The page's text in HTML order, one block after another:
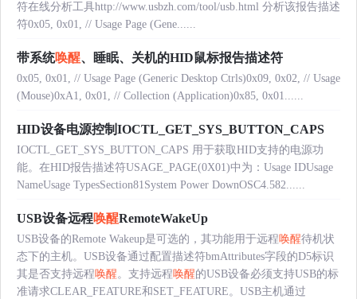
符在线分析工具http://www.usbzh.com/tool/usb.html 分析该报告描述
符0x05, 0x01, // Usage Page (Gene......
带系统唤醒、睡眠、关机的HID鼠标报告描述符
0x05, 0x01, // Usage Page (Generic Desktop Ctrls)0x09, 0x02, // Usage
(Mouse)0xA1, 0x01, // Collection (Application)0x85, 0x01......
HID设备电源控制IOCTL_GET_SYS_BUTTON_CAPS
IOCTL_GET_SYS_BUTTON_CAPS 用于获取HID支持的电源功
能。在HID报告描述符USAGE_PAGE(0X01)中为：Usage IDUsage
NameUsage TypesSection81System Power DownOSC4.582......
USB设备远程唤醒RemoteWakeUp
USB设备的Remote Wakeup是可选的，其功能用于远程唤醒待机状
态下的主机。USB设备通过配置描述符bmAttributes字段的D5标识
其是否支持远程唤醒。支持远程唤醒的USB设备必须支持USB的标
准请求CLEAR_FEATURE和SET_FEATURE。USB主机通过